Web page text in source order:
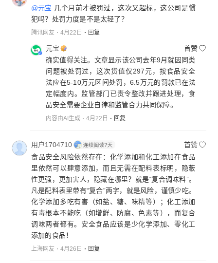
@元宝 几个月前才被罚过，这次又超标，这公司是惯
犯吗？处罚力度是不是太轻了？
腾讯网友 4月22日 回复
元宝
首赞
确实值得关注。文章显示该公司去年9月就因同类
问题被处罚过，这次货值仅297元，按食品安全
法应在5-10万元区间处罚，6.5万元的罚款已在法
定幅度内。监管部门已责令整改并跟进处理，食
品安全需要企业自律和监管合力共同保障。
内容由AI生成 4月22日 回复
用户1704710
首赞
食品安全风险依然存在：化学添加和化工添加在食品
里依然可以肆意添加，而且无需在配料表标明，隐蔽
性更强，更加害人，隐藏在哪里？就是“复合调味料”。
凡是配料表里带有“复合”两字，就是风险，谨慎少吃。
化学添加多吃有害（如盐、糖、味精等）；化工添加
有毒根本不能吃（如增鲜、防腐、色素等），而复合
调味两者都有。安全食品应该是少化学添加、零化工
添加的食品！
上海网友 4月26日 回复